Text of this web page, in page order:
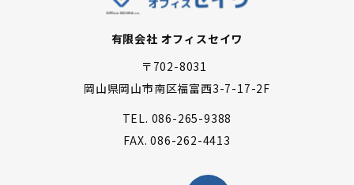
有限会社 オフィスセイワ
〒702-8031
岡山県岡山市南区福富西3-7-17-2F
TEL. 086-265-9388
FAX.086-262-4413